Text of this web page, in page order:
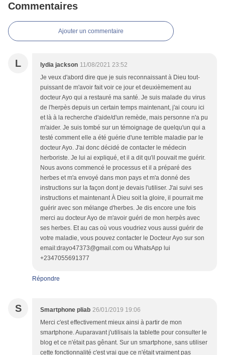
Commentaires
Ajouter un commentaire
L lydia jackson 11/08/2021 23:52
Je veux d'abord dire que je suis reconnaissant à Dieu tout-
puissant de m'avoir fait voir ce jour et deuxièmement au
docteur Ayo qui a restauré ma santé. Je suis malade du virus
de l'herpès depuis un certain temps maintenant, j'ai couru ici
et là à la recherche d'aide/d'un remède, mais personne n'a pu
m'aider. Je suis tombé sur un témoignage de quelqu'un qui a
testé comment elle a été guérie d'une terrible maladie par le
docteur Ayo. J'ai donc décidé de contacter le médecin
herboriste. Je lui ai expliqué, et il a dit qu'il pouvait me guérir.
Nous avons commencé le processus et il a préparé des
herbes et m'a envoyé dans mon pays et m'a donné des
instructions sur la façon dont je devais l'utiliser. J'ai suivi ses
instructions et maintenant À Dieu soit la gloire, il pourrait me
guérir avec son mélange d'herbes. Je dis encore une fois
merci au docteur Ayo de m'avoir guéri de mon herpès avec
ses herbes. Et au cas où vous voudriez vous aussi guérir de
votre maladie, vous pouvez contacter le Docteur Ayo sur son
email:drayo47373@gmail.com ou WhatsApp lui
+2347055691377
Répondre
S Smartphone pliab 26/01/2019 19:06
Merci c'est effectivement mieux ainsi à partir de mon
smartphone. Auparavant j'utilisais la tablette pour consulter le
blog et ce n'était pas gênant. Sur un smartphone, sans utiliser
cette fonctionnalité c'est vrai que ce n'était vraiment pas